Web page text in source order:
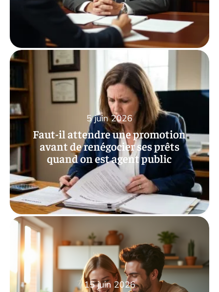
Faut-il attendre une promotion
avant de renégocier ses prêts
quand on est agent public
5 juin 2026
15 juin 2026